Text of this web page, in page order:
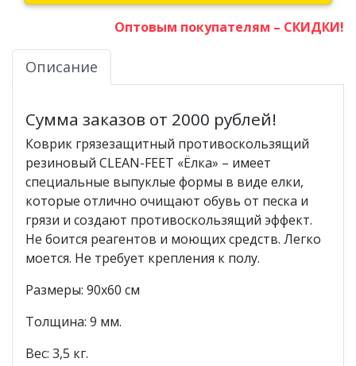
Оптовым покупателям – СКИДКИ!
Описание
Сумма заказов от 2000 рублей!
Коврик грязезащитный противоскользящий
резиновый CLEAN-FEET «Ёлка» – имеет
специальные выпуклые формы в виде елки,
которые отлично очищают обувь от песка и
грязи и создают противоскользящий эффект.
Не боится реагентов и моющих средств. Легко
моется. Не требует крепления к полу.
Размеры: 90х60 см
Толщина: 9 мм.
Вес: 3,5 кг.